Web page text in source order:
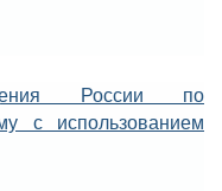
России по
с использованием